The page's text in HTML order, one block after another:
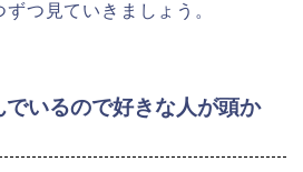
つ見ていきましょう。
いるので好きな人が頭か